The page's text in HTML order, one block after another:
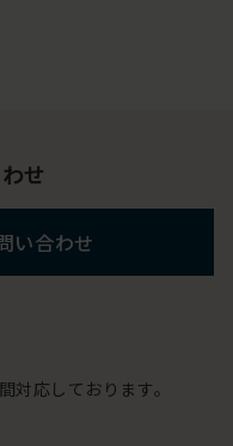
せ
い合わせ
応しております。